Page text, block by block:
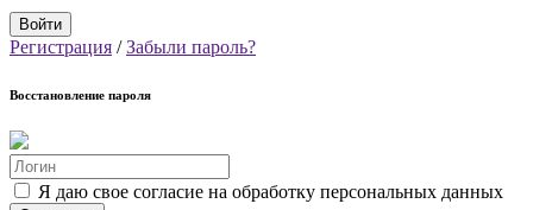
Регистрация /Забыли пароль?
Восстановление пароля
Я даю свое согласие на обработку персональных данных